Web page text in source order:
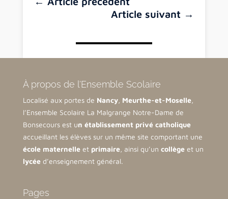
Article suivant →
À propos de l’Ensemble Scolaire
Localisé aux portes de Nancy, Meurthe-et-Moselle,
l’Ensemble Scolaire La Malgrange Notre-Dame de
Bonsecours est un établissement privé catholique
accueillant les élèves sur un même site comportant une
école maternelleet primaire, ainsi qu’un collègeet un
lycéed’enseignement général.
Pages